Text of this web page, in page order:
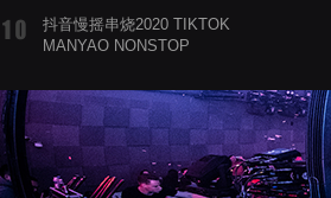
抖音慢摇串烧2020 TIKTOK
MANYAO NONSTOP
蝉爸爸妈妈爱存在夏天的风是想你的
声音啊